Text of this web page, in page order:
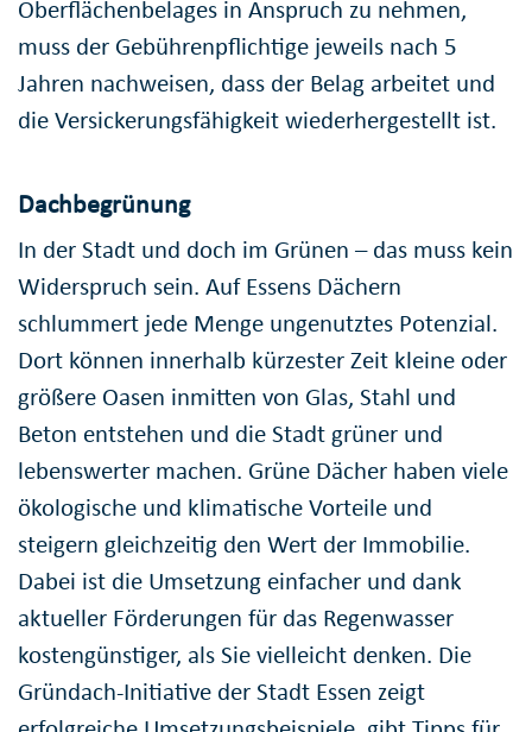
Oberflächenbelages in Anspruch zu nehmen,
muss der Gebührenpflichtige jeweils nach 5
Jahren nachweisen, dass der Belag arbeitet und
die Versickerungsfähigkeit wiederhergestellt ist.
Dachbegrünung
In der Stadt und doch im Grünen – das muss kein
Widerspruch sein. Auf Essens Dächern
schlummert jede Menge ungenutztes Potenzial.
Dort können innerhalb kürzester Zeit kleine oder
größere Oasen inmitten von Glas, Stahl und
Beton entstehen und die Stadt grüner und
lebenswerter machen. Grüne Dächer haben viele
ökologische und klimatische Vorteile und
steigern gleichzeitig den Wert der Immobilie.
Dabei ist die Umsetzung einfacher und dank
aktueller Förderungen für das Regenwasser
kostengünstiger, als Sie vielleicht denken. Die
Gründach-Initiative der Stadt Essen zeigt